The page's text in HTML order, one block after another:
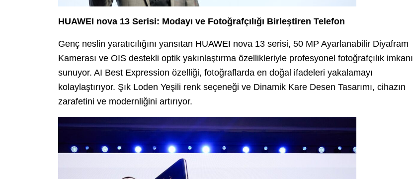
HUAWEI nova 13 Serisi: Modayı ve Fotoğrafçılığı Birleştiren Telefon
Genç neslin yaratıcılığını yansıtan HUAWEI nova 13 serisi, 50 MP Ayarlanabilir Diyafram
Kamerası ve OIS destekli optik yakınlaştırma özellikleriyle profesyonel fotoğrafçılık imkanı
sunuyor. AI Best Expression özelliği, fotoğraflarda en doğal ifadeleri yakalamayı
kolaylaştırıyor. Şık Loden Yeşili renk seçeneği ve Dinamik Kare Desen Tasarımı, cihazın
zarafetini ve modernliğini artırıyor.